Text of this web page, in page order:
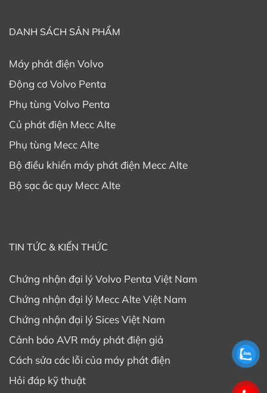
DANH SÁCH SẢN PHẨM
Máy phát điện Volvo
Động cơ Volvo Penta
Phụ tùng Volvo Penta
Củ phát điện Mecc Alte
Phụ tùng Mecc Alte
Bộ điều khiển máy phát điện Mecc Alte
Bộ sạc ắc quy Mecc Alte
TIN TỨC & KIẾN THỨC
Chứng nhận đại lý Volvo Penta Việt Nam
Chứng nhận đại lý Mecc Alte Việt Nam
Chứng nhận đại lý Sices Việt Nam
Cảnh báo AVR máy phát điện giả
Cách sửa các lỗi của máy phát điện
Hỏi đáp kỹ thuật